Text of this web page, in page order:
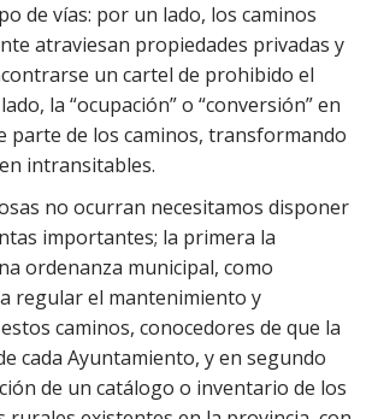
de vías: por un lado, los caminos
atraviesan propiedades privadas y
un cartel de prohibido el
la “ocupación” o “conversión” en
parte de los caminos, transformando
intransitables.
no ocurran necesitamos disponer
importantes; la primera la
ordenanza municipal, como
regular el mantenimiento y
caminos, conocedores de que la
cada Ayuntamiento, y en segundo
de un catálogo o inventario de los